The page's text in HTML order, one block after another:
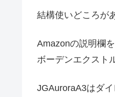
結構使いどころが
Amazonの説明欄
ボーデンエクスト
JGAuroraA3はダ